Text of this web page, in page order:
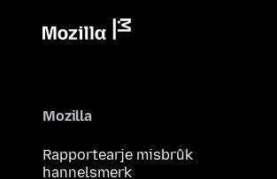
Mozilla
Rapportearje misbrûk
hannelsmerk